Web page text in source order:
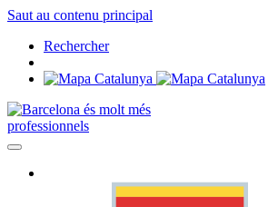
Saut au contenu principal
Rechercher
professionnels